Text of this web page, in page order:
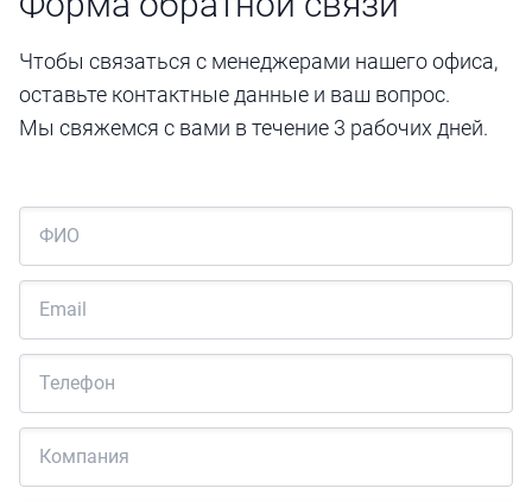
Чтобы связаться с менеджерами нашего офиса,
оставьте контактные данные и ваш вопрос.
Мы свяжемся с вами в течение 3 рабочих дней.